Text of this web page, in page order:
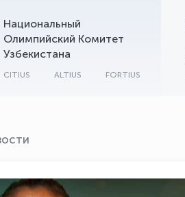
Национальный
Олимпийский Комитет
Узбекистана
CITIUS ALTIUS FORTIUS